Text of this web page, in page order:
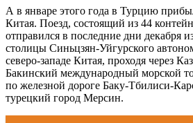
А в январе этого года в Турцию
Китая. Поезд, состоящий из 44
отправился в последние дни декабря
столицы Синьцзян-Уйгурского
северо-западе Китая, проходя через
Бакинский международный морской
по железной дороге Баку-Тбилиси-
турецкий город Мерсин.